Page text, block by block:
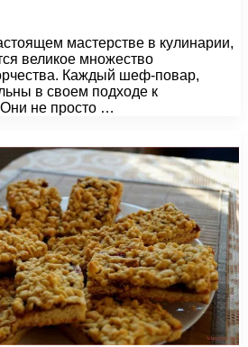
мастерстве в кулинарии,
великое множество
Каждый шеф-повар,
в своем подходе к
не просто …